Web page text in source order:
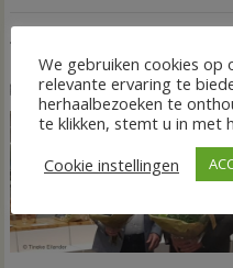
Twee raadsleden
29 maart 2022 Tineke
We gebruiken cookies op
relevante ervaring te
herhaalbezoeken te
te klikken, stemt u in met
Cookie instellingen